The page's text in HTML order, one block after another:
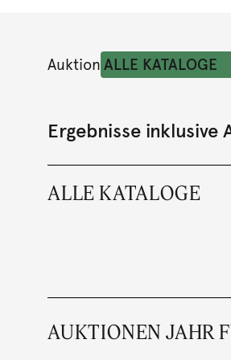
Auktion
Ergebnisse inklusive
ALLE KATALOGE
AUKTIONEN JAHR